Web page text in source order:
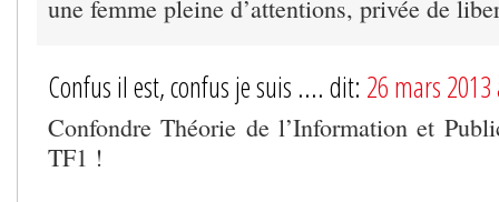
une femme pleine d’attentions, privée de
Confus il est, confus je suis .... dit: 26 mars
Confondre Théorie de l’Information et
TF1 !